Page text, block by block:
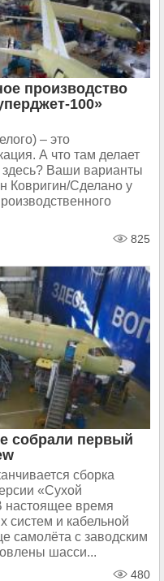
производство
100»
– это
А что там делает
Ваши варианты
Ковригин/Сделано у
825
собрали первый
сборка
«Сухой
настоящее время
систем и кабельной
самолёта с заводским
шасси...
480